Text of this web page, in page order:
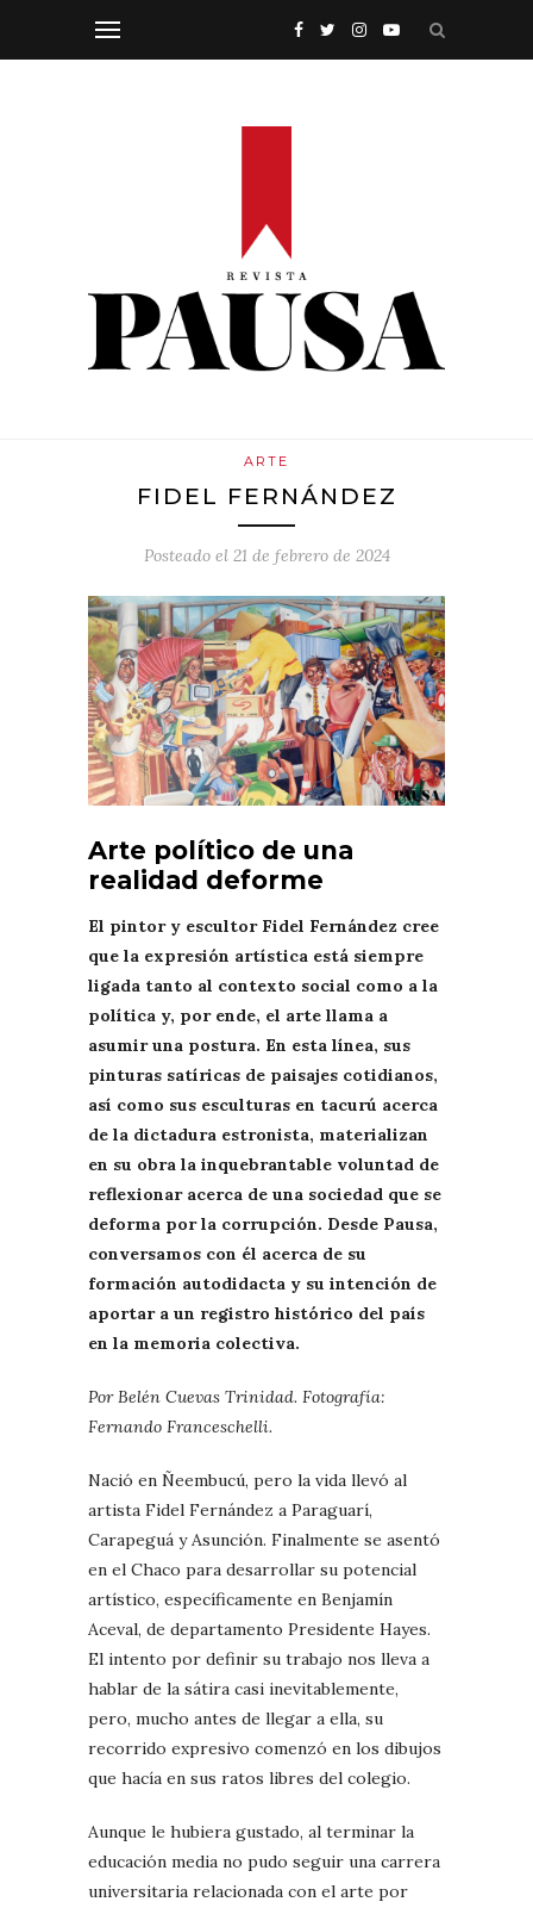
ARTE
FIDEL FERNÁNDEZ
Posteado el 21 de febrero de 2024
Arte político de una
realidad deforme
El pintor y escultor Fidel Fernández cree
que la expresión artística está siempre
ligada tanto al contexto social como a la
política y, por ende, el arte llama a
asumir una postura. En esta línea, sus
pinturas satíricas de paisajes cotidianos,
así como sus esculturas en tacurú acerca
de la dictadura estronista, materializan
en su obra la inquebrantable voluntad de
reflexionar acerca de una sociedad que se
deforma por la corrupción. Desde Pausa,
conversamos con él acerca de su
formación autodidacta y su intención de
aportar a un registro histórico del país
en la memoria colectiva.
Por Belén Cuevas Trinidad. Fotografía:
Fernando Franceschelli.
Nació en Ñeembucú, pero la vida llevó al
artista Fidel Fernández a Paraguarí,
Carapeguá y Asunción. Finalmente se asentó
en el Chaco para desarrollar su potencial
artístico, específicamente en Benjamín
Aceval, de departamento Presidente Hayes.
El intento por definir su trabajo nos lleva a
hablar de la sátira casi inevitablemente,
pero, mucho antes de llegar a ella, su
recorrido expresivo comenzó en los dibujos
que hacía en sus ratos libres del colegio.
Aunque le hubiera gustado, al terminar la
educación media no pudo seguir una carrera
universitaria relacionada con el arte por